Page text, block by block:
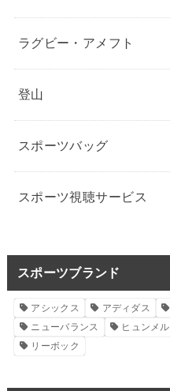
ラグビー・アメフト
登山
スポーツバッグ
スポーツ視聴サービス
スポーツブランド
アシックス アディダス
ニューバランス
ヒュンメル
リーボック